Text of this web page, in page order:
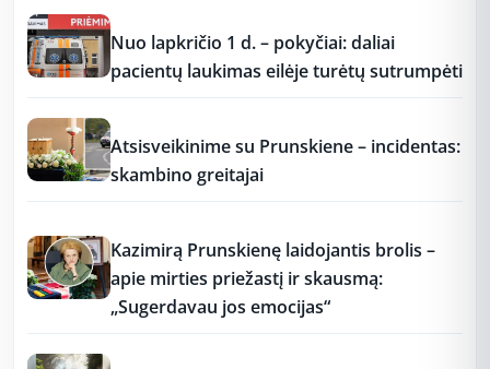
Nuo lapkričio 1 d. – pokyčiai: daliai
pacientų laukimas eilėje turėtų sutrumpėti
Atsisveikinime su Prunskiene – incidentas:
skambino greitajai
Kazimirą Prunskienę laidojantis brolis –
apie mirties priežastį ir skausmą:
„Sugerdavau jos emocijas“